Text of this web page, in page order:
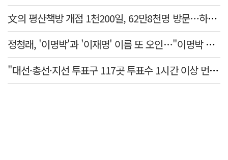
文의 평산책방 개점 1천200일, 62만8천명 방문…하루 평균 500명↑
정청래, '이명박'과 '이재명' 이름 또 오인…"이명박 대통령 임기안에 반도체 제품 출시"
"대선·총선·지선 투표구 117곳 투표수 1시간 이상 먼저 입력"